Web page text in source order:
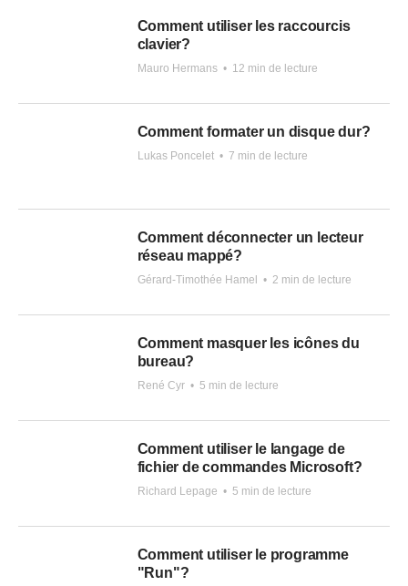
Comment utiliser les raccourcis
clavier?
Mauro Hermans • 12 min de lecture
Comment formater un disque dur?
Lukas Poncelet • 7 min de lecture
Comment déconnecter un lecteur
réseau mappé?
Gérard-Timothée Hamel • 2 min de lecture
Comment masquer les icônes du
bureau?
René Cyr • 5 min de lecture
Comment utiliser le langage de
fichier de commandes Microsoft?
Richard Lepage • 5 min de lecture
Comment utiliser le programme
"Run"?